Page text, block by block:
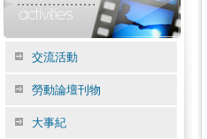
交流活動
勞動論壇刊物
大事紀